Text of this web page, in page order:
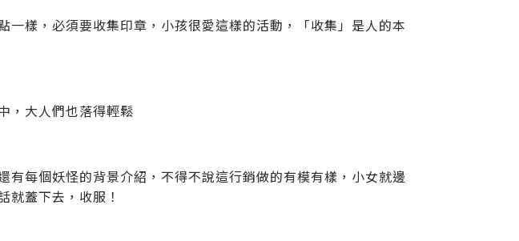
一樣，必須要收集印章，小孩很愛這樣的活動，「收集」是人的本
，大人們也落得輕鬆
有每個妖怪的背景介紹，不得不說這行銷做的有模有樣，小女就邊
就蓋下去，收服！